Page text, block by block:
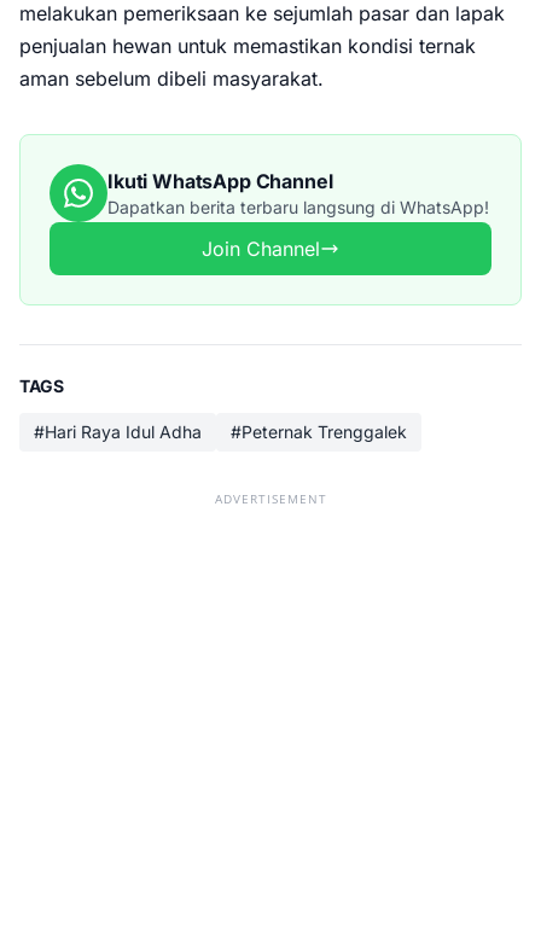
melakukan pemeriksaan ke sejumlah pasar dan lapak
penjualan hewan untuk memastikan kondisi ternak
aman sebelum dibeli masyarakat.
Ikuti WhatsApp Channel
Dapatkan berita terbaru langsung di WhatsApp!
Join Channel
TAGS
#Hari Raya Idul Adha #Peternak Trenggalek
ADVERTISEMENT